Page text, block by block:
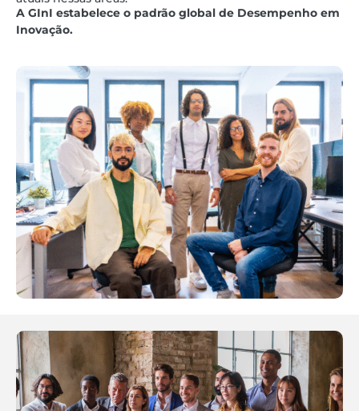
A GInI estabelece o padrão global de Desempenho em
Inovação.